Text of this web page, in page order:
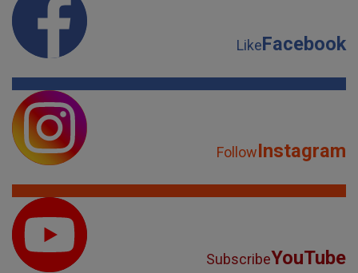
LikeFacebook
FollowInstagram
SubscribeYouTube